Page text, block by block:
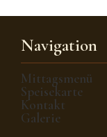
Navigation
Mittagsmenü
Speisekarte
Kontakt
Galerie